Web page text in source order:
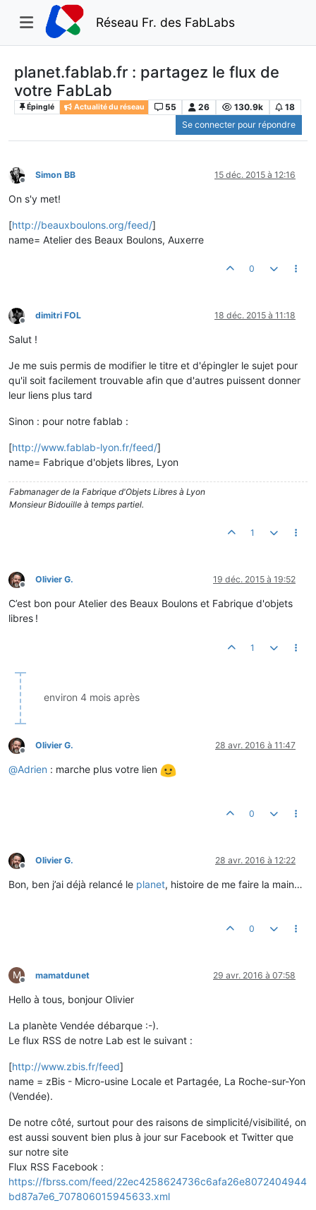
Réseau Fr. des FabLabs
planet.fablab.fr : partagez le flux de
votre FabLab
Épinglé Actualité du réseau 55 26 130.9k
18
Se connecter pour répondre
Hors-ligne
Simon BB 15 déc. 2015 à 12:16
On s'y met!
[http://beauxboulons.org/feed/]
name= Atelier des Beaux Boulons, Auxerre
0
Hors-ligne
dimitri FOL 18 déc. 2015 à 11:18
Salut !
Je me suis permis de modifier le titre et d'épingler le sujet pour
qu'il soit facilement trouvable afin que d'autres puissent donner
leur liens plus tard
Sinon : pour notre fablab :
[http://www.fablab-lyon.fr/feed/]
name= Fabrique d'objets libres, Lyon
Fabmanager de la Fabrique d'Objets Libres à Lyon
Monsieur Bidouille à temps partiel.
1
Hors-ligne
Olivier G. 19 déc. 2015 à 19:52
C’est bon pour Atelier des Beaux Boulons et Fabrique d'objets
libres !
1
environ 4 mois après
Hors-ligne
Olivier G. 28 avr. 2016 à 11:47
@Adrien : marche plus votre lien
0
Hors-ligne
Olivier G. 28 avr. 2016 à 12:22
Bon, ben j’ai déjà relancé le planet, histoire de me faire la main…
0
M
Hors-ligne
mamatdunet 29 avr. 2016 à 07:58
Hello à tous, bonjour Olivier
La planète Vendée débarque :-).
Le flux RSS de notre Lab est le suivant :
[http://www.zbis.fr/feed]
name = zBis - Micro-usine Locale et Partagée, La Roche-sur-Yon
(Vendée).
De notre côté, surtout pour des raisons de simplicité/visibilité, on
est aussi souvent bien plus à jour sur Facebook et Twitter que
sur notre site
Flux RSS Facebook :
https://fbrss.com/feed/22ec4258624736c6afa26e8072404944
bd87a7e6_707806015945633.xml